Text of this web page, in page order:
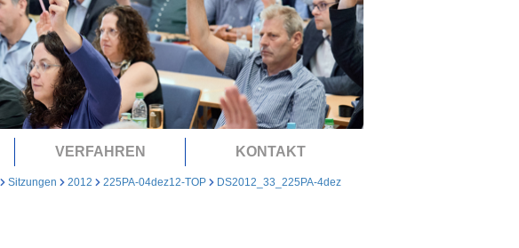
VERFAHREN KONTAKT
Sitzungen 2012 225PA-04dez12-TOP DS2012_33_225PA-4dez